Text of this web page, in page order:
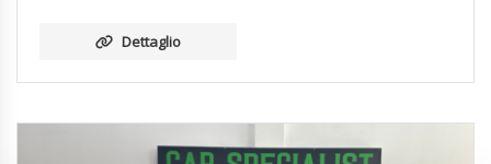
Dettaglio